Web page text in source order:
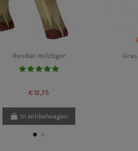
Rendier Holztiger
€ 12,75
In winkelwagen